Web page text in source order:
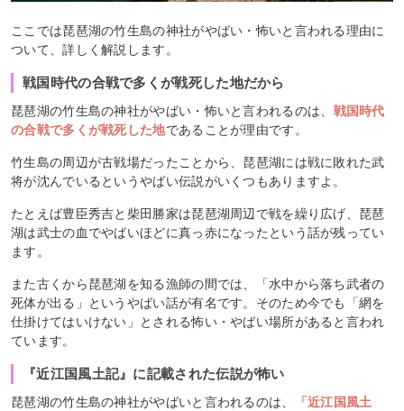
ここでは琵琶湖の竹生島の神社がやばい・怖いと言われる理由に
ついて、詳しく解説します。
戦国時代の合戦で多くが戦死した地だから
琵琶湖の竹生島の神社がやばい・怖いと言われるのは、 戦国時代
の合戦で多くが戦死した地であることが理由です。
竹生島の周辺が古戦場だったことから、琵琶湖には戦に敗れた武
将が沈んでいるというやばい伝説がいくつもありますよ。
たとえば豊臣秀吉と柴田勝家は琵琶湖周辺で戦を繰り広げ、琵琶
湖は武士の血でやばいほどに真っ赤になったという話が残ってい
ます。
また古くから琵琶湖を知る漁師の間では、「水中から落ち武者の
死体が出る」というやばい話が有名です。そのため今でも「網を
仕掛けてはいけない」とされる怖い・やばい場所があると言われ
ています。
『近江国風土記』に記載された伝説が怖い
琵琶湖の竹生島の神社がやばいと言われるのは、
「近江国風土